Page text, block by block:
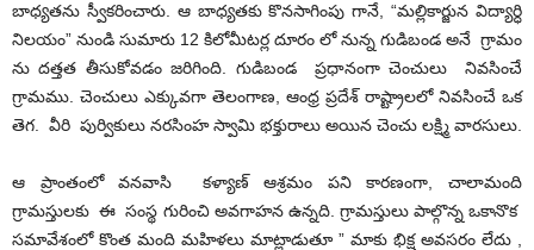
బాధ్యతను స్వీకరించారు. ఆ బాధ్యతకు కొనసాగింపు గానే, “మల్లికార్జున విద్యార్ధి
నిలయం” నుండి సుమారు 12 కిలోమీటర్ల దూరం లో నున్న గుడిబండ అనే గ్రామం
ను దత్తత తీసుకోవడం జరిగింది. గుడిబండ ప్రధానంగా చెంచులు నివసించే
గ్రామము. చెంచులు ఎక్కువగా తెలంగాణ, ఆంధ్ర ప్రదేశ్ రాష్ట్రాలలో నివసించే ఒక
తెగ. వీరి పుర్వికులు నరసింహ స్వామి భక్తురాలు అయిన చెంచు లక్ష్మి వారసులు.
ఆ ప్రాంతంలో వనవాసి కళ్యాణ్ ఆశ్రమం పని కారణంగా, చాలామంది
గ్రామస్తులకు ఈ సంస్థ గురించి అవగాహన ఉన్నది. గ్రామస్తులు పాల్గొన్న ఒకానొక
సమావేశంలో కొంత మంది మహిళలు మాట్లాడుతూ ” మాకు భిక్ష అవసరం లేదు ,